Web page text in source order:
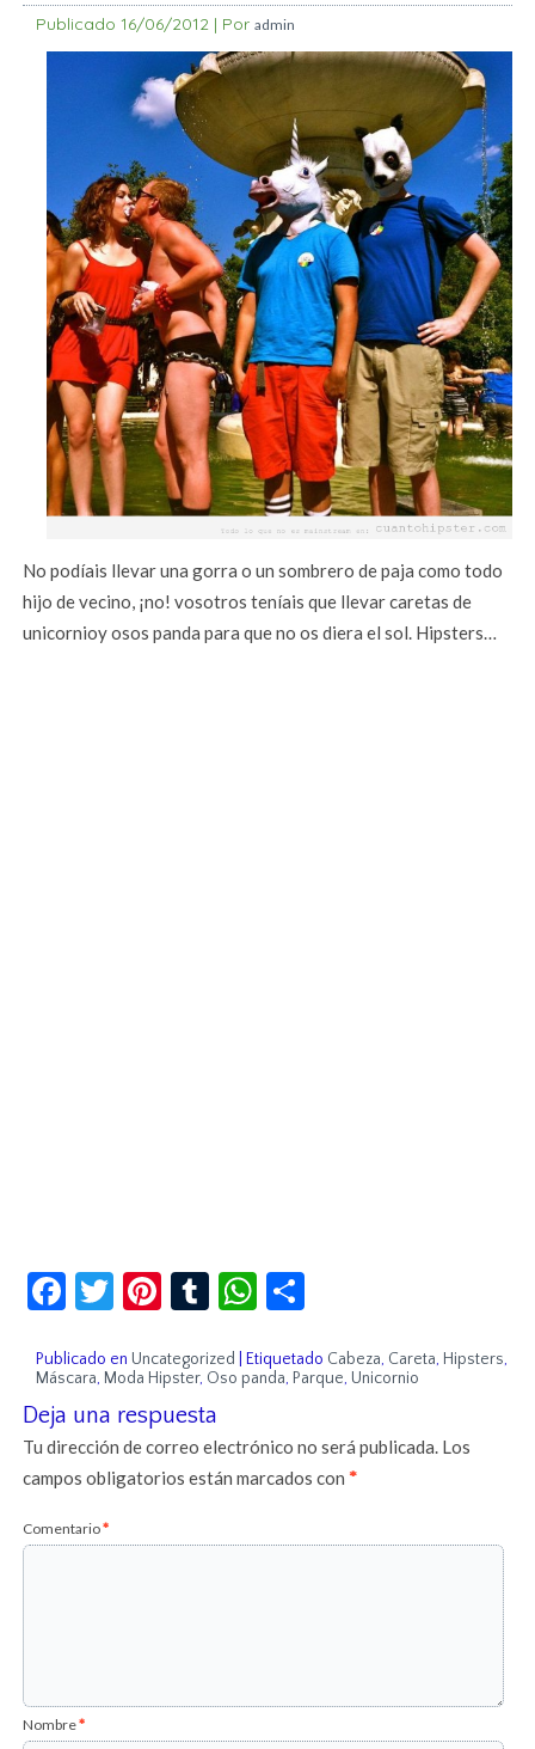
Publicado 16/06/2012 | Por admin
No podíais llevar una gorra o un sombrero de paja como todo
hijo de vecino, ¡no! vosotros teníais que llevar caretas de
unicornioy osos panda para que no os diera el sol. Hipsters…
Facebook
Twitter
Pinterest
TumblrWhatsApp
Publicado en Uncategorized |Etiquetado Cabeza, Careta, Hipsters,
Máscara, Moda Hipster, Oso panda, Parque, Unicornio
Deja una respuesta
Tu dirección de correo electrónico no será publicada. Los
campos obligatorios están marcados con*
Comentario*
Nombre*